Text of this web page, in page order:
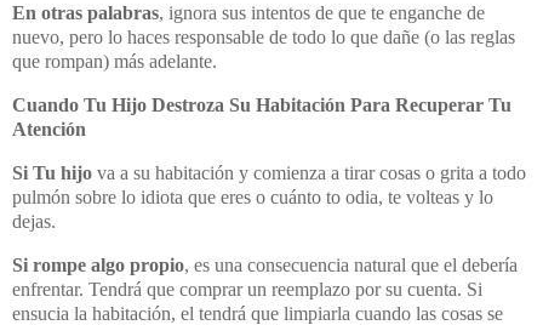
En otras palabras, ignora sus intentos de que te enganche de
nuevo, pero lo haces responsable de todo lo que dañe (o las reglas
que rompan) más adelante.
Cuando Tu Hijo Destroza Su Habitación Para Recuperar Tu
Atención
Si Tu hijo va a su habitación y comienza a tirar cosas o grita a todo
pulmón sobre lo idiota que eres o cuánto to odia, te volteas y lo
dejas.
Si rompe algo propio, es una consecuencia natural que el debería
enfrentar. Tendrá que comprar un reemplazo por su cuenta. Si
ensucia la habitación, el tendrá que limpiarla cuando las cosas se